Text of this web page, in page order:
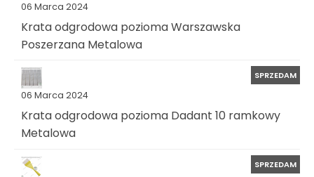
06 Marca 2024
Krata odgrodowa pozioma Warszawska
Poszerzana Metalowa
06 Marca 2024
SPRZEDAM
Krata odgrodowa pozioma Dadant 10 ramkowy
Metalowa
SPRZEDAM